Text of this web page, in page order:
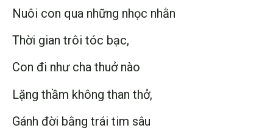
Nuôi con qua những nhọc nhằn
Thời gian trôi tóc bạc,
Con đi như cha thuở nào
Lặng thầm không than thở,
Gánh đời bằng trái tim sâu